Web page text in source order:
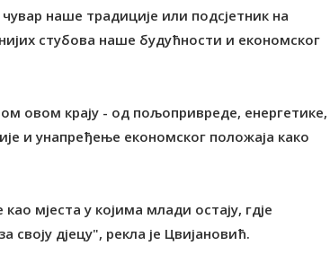
наше традиције или подсјетник на
стубова наше будућности и економског
овом крају - од пољопривреде, енергетике,
и унапређење економског положаја како
мјеста у којима млади остају, гдје
своју дјецу", рекла је Цвијановић.